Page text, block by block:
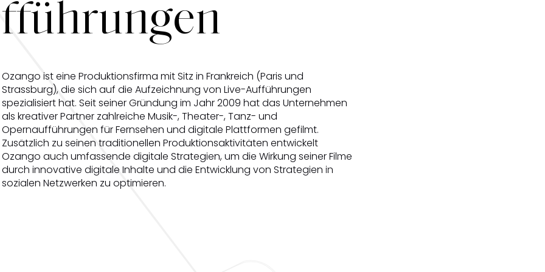
Ozango ist eine Produktionsfirma mit Sitz in Frankreich (Paris und
Strassburg), die sich auf die Aufzeichnung von Live-Aufführungen
spezialisiert hat. Seit seiner Gründung im Jahr 2009 hat das Unternehmen
als kreativer Partner zahlreiche Musik-, Theater-, Tanz- und
Opernaufführungen für Fernsehen und digitale Plattformen gefilmt.
Zusätzlich zu seinen traditionellen Produktionsaktivitäten entwickelt
Ozango auch umfassende digitale Strategien, um die Wirkung seiner Filme
durch innovative digitale Inhalte und die Entwicklung von Strategien in
sozialen Netzwerken zu optimieren.